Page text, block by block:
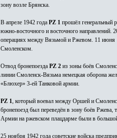
зону возле Брянска.
В апреле 1942 года PZ 1прошёл генеральный
южно-восточного и восточного направлений.
операциях между Вязьмой и Ржевом. 11 июня
Смоленском.
Отвод бронепоезда PZ 2из зоны боёв
линии Смоленск-Вязьма немецкая оборона
«Блюхер» 3-ей Танковой армии.
PZ 1, который воевал между Оршей и
бронепоезд был переведён в зону боёв Ржева,
Армии на ржевском плацдарме были в
25 ноября 1942 года советские войска